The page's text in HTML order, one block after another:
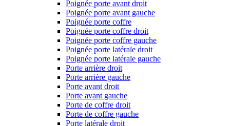
Poignée porte avant droit
Poignée porte avant gauche
Poignée porte coffre
Poignée porte coffre droit
Poignée porte coffre gauche
Poignée porte latérale droit
Poignée porte latérale gauche
Porte arrière droit
Porte arrière gauche
Porte avant droit
Porte avant gauche
Porte de coffre droit
Porte de coffre gauche
Porte latérale droit